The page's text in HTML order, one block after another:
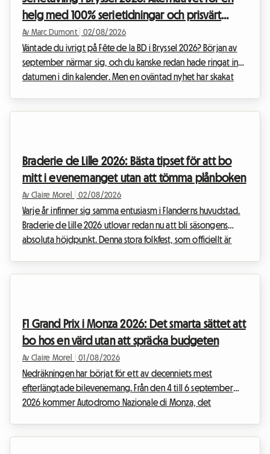
helg med 100% serietidningar och prisvärt
boende på Roomlala
Av Marc Dumont 02/08/2026
Väntade du ivrigt på Fête de la BD i Bryssel 2026? Början av
september närmar sig, och du kanske redan hade ringat in
datumen i din kalender. Men en oväntad nyhet har skakat
förvandla denna besvikel...
Braderie de Lille 2026: Bästa tipset för att bo
mitt i evenemanget utan att tömma plånboken
Av Claire Morel 02/08/2026
Varje år infinner sig samma entusiasm i Flanderns huvudstad.
Braderie de Lille 2026 utlovar redan nu att bli säsongens
absoluta höjdpunkt. Denna stora folkfest, som officiellt är
När hotellen är fullbok...
F1 Grand Prix i Monza 2026: Det smarta sättet att
bo hos en värd utan att spräcka budgeten
Av Claire Morel 01/08/2026
Nedräkningen har börjat för ett av decenniets mest
efterlängtade bilevenemang. Från den 4 till 6 september
2026 kommer Autodromo Nazionale di Monza, det